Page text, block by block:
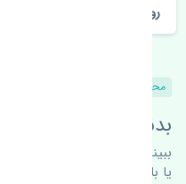
روز های کاری مجموعه
محصولات مشابه
بدنبال محصولات
ببینیم چه پیشنهاداتی هست
یا با ما کارشناسان ما در ارتباط